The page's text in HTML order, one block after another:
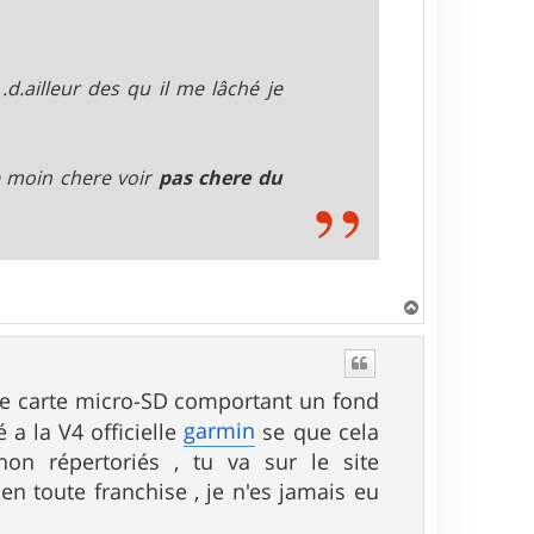
des qu il me lâché je
chere voir pas chere du
a
carte micro-SD comportant un fond
a la V4 officiellegarmin se que cela
répertoriés , tu va sur le site
toute franchise , je n'es jamais eu